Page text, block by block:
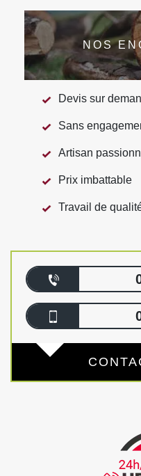
NOS
Devis sur
Sans
Artisan
Prix imbattable
Travail de